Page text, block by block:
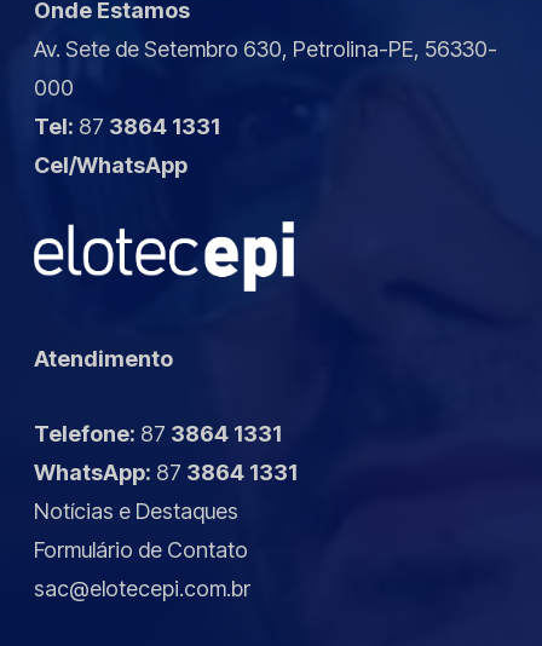
Onde Estamos
Av. Sete de Setembro 630, Petrolina-PE, 56330-
000
Tel: 87 3864 1331
Cel/WhatsApp
Atendimento
Telefone: 87 3864 1331
WhatsApp: 87 3864 1331
Notícias e Destaques
Formulário de Contato
sac@elotecepi.com.br